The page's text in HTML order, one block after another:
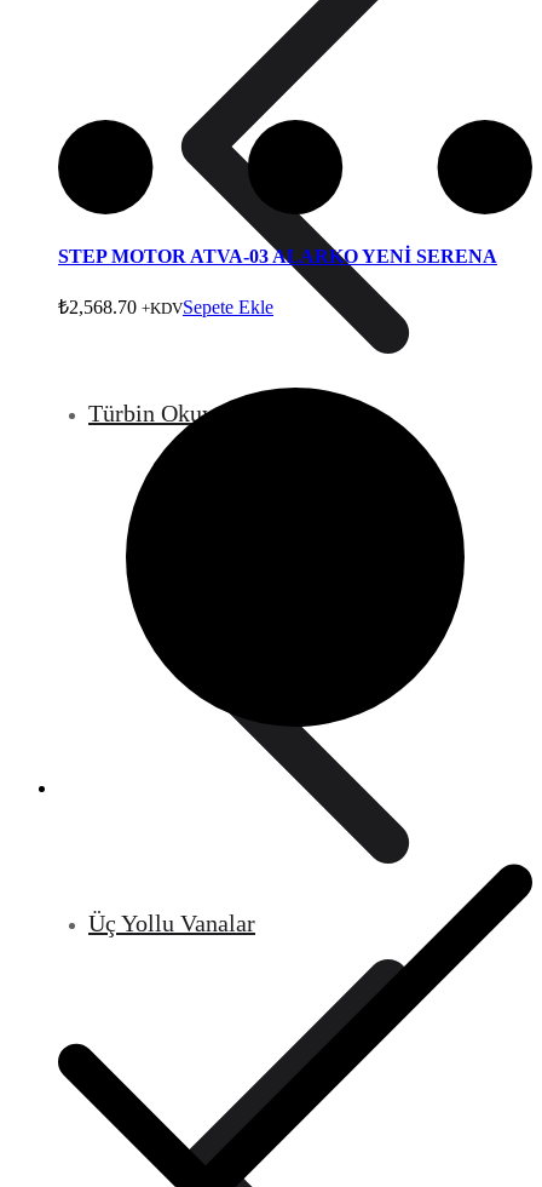
Türbin Okuyucular
Üç Yollu Vanalar
STEP MOTOR ATVA-03 ALARKO YENİ SERENA
₺2,568.70 +KDVSepete Ekle